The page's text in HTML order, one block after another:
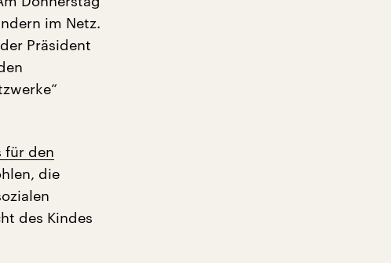
im Netz.
Präsident
für den
die
des Kindes